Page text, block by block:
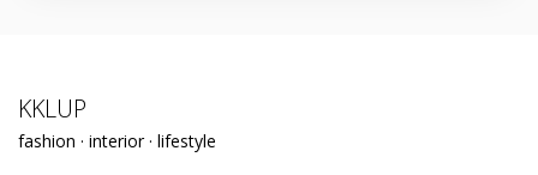
KKLUP
fashion · interior · lifestyle